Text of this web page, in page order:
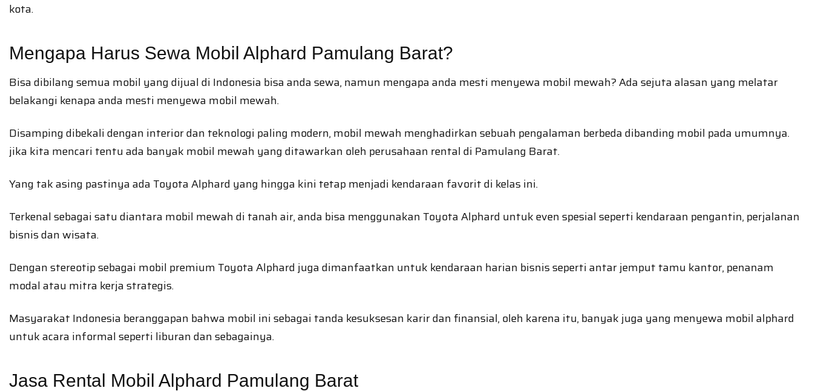
kota.
Mengapa Harus Sewa Mobil Alphard Pamulang Barat?
Bisa dibilang semua mobil yang dijual di Indonesia bisa anda sewa, namun mengapa anda mesti menyewa mobil mewah? Ada sejuta alasan yang melatar
belakangi kenapa anda mesti menyewa mobil mewah.
Disamping dibekali dengan interior dan teknologi paling modern, mobil mewah menghadirkan sebuah pengalaman berbeda dibanding mobil pada umumnya.
jika kita mencari tentu ada banyak mobil mewah yang ditawarkan oleh perusahaan rental di Pamulang Barat.
Yang tak asing pastinya ada Toyota Alphard yang hingga kini tetap menjadi kendaraan favorit di kelas ini.
Terkenal sebagai satu diantara mobil mewah di tanah air, anda bisa menggunakan Toyota Alphard untuk even spesial seperti kendaraan pengantin, perjalanan
bisnis dan wisata.
Dengan stereotip sebagai mobil premium Toyota Alphard juga dimanfaatkan untuk kendaraan harian bisnis seperti antar jemput tamu kantor, penanam
modal atau mitra kerja strategis.
Masyarakat Indonesia beranggapan bahwa mobil ini sebagai tanda kesuksesan karir dan finansial, oleh karena itu, banyak juga yang menyewa mobil alphard
untuk acara informal seperti liburan dan sebagainya.
Jasa Rental Mobil Alphard Pamulang Barat